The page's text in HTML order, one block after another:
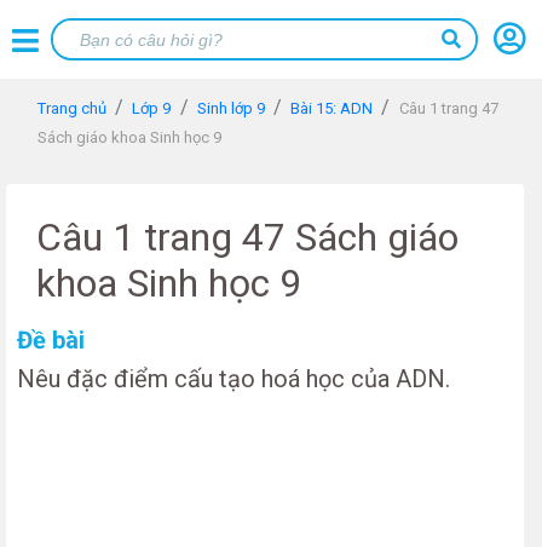
Trang chủ Lớp 9 Sinh lớp 9 Bài 15: ADN
Câu 1 trang 47
Sách giáo khoa Sinh học 9
Câu 1 trang 47 Sách giáo
khoa Sinh học 9
Đề bài
Nêu đặc điểm cấu tạo hoá học của ADN.